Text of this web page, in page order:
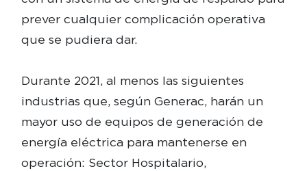
prever cualquier complicación operativa
que se pudiera dar.
Durante 2021, al menos las siguientes
industrias que, según Generac, harán un
mayor uso de equipos de generación de
energía eléctrica para mantenerse en
operación: Sector Hospitalario,